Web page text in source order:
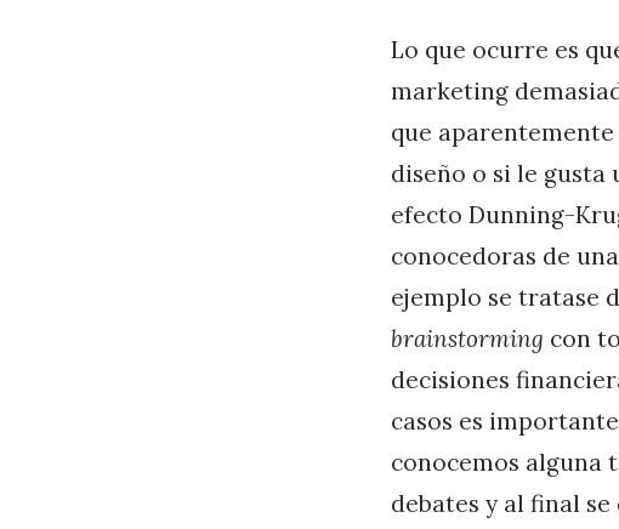
Lo que ocurre es
marketing
que
diseño o si le gusta
efecto Dunning-
conocedoras de
ejemplo se tratase
brainstorming con
decisiones
casos es
conocemos alguna
debates y al final